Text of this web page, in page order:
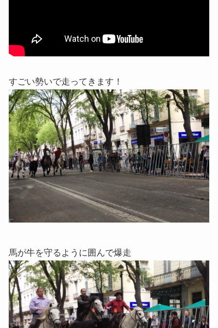
すごい勢いで走ってきます！
馬が牛を守るように囲んで爆走